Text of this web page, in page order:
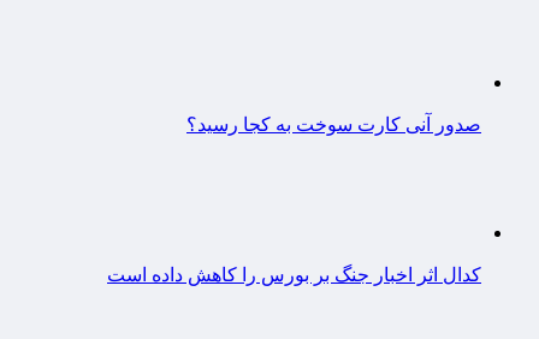
صدور آنی کارت سوخت به کجا رسید؟
کدال اثر اخبار جنگ بر بورس را کاهش داده است